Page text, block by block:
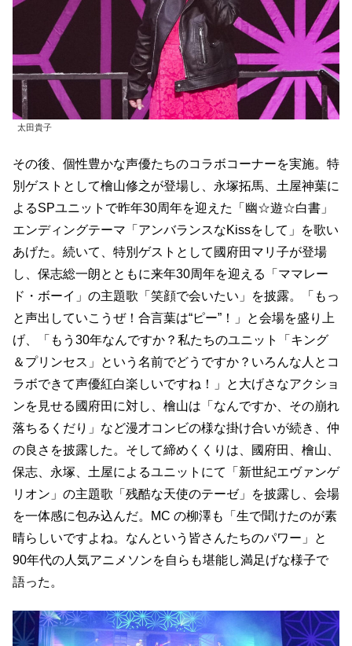
太田貴子
その後、個性豊かな声優たちのコラボコーナーを実施。特
別ゲストとして檜山修之が登場し、永塚拓馬、土屋神葉に
よるSPユニットで昨年30周年を迎えた「幽☆遊☆白書」
エンディングテーマ「アンバランスなKissをして」を歌い
あげた。続いて、特別ゲストとして國府田マリ子が登場
し、保志総一朗とともに来年30周年を迎える「ママレー
ド・ボーイ」の主題歌「笑顔で会いたい」を披露。「もっ
と声出していこうぜ！合言葉は“ピー”！」と会場を盛り上
げ、「もう30年なんですか？私たちのユニット「キング
＆プリンセス」という名前でどうですか？いろんな人とコ
ラボできて声優紅白楽しいですね！」と大げさなアクショ
ンを見せる國府田に対し、檜山は「なんですか、その崩れ
落ちるくだり」など漫才コンビの様な掛け合いが続き、仲
の良さを披露した。そして締めくくりは、國府田、檜山、
保志、永塚、土屋によるユニットにて「新世紀エヴァンゲ
リオン」の主題歌「残酷な天使のテーゼ」を披露し、会場
を一体感に包み込んだ。MC の柳澤も「生で聞けたのが素
晴らしいですよね。なんという皆さんたちのパワー」と
90年代の人気アニメソンを自らも堪能し満足げな様子で
語った。